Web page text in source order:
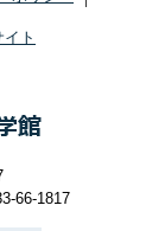
ト
66-1817